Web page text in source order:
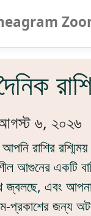
৬, ২০২৬
রাশির
আগুনের একটি
জ্বলছে, এবং
প্রকাশের জন্য